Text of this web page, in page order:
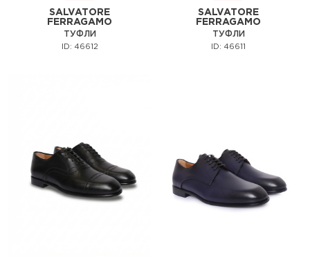
SALVATORE
FERRAGAMO
ТУФЛИ
ID: 46612
SALVATORE
FERRAGAMO
ТУФЛИ
ID: 46611